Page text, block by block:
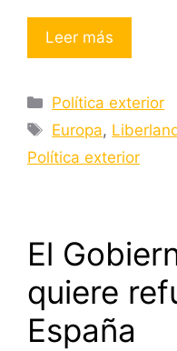
Leer más
Categorías
Política exterior
Etiquetas
Europa,
Política exterior
El
quiere
España